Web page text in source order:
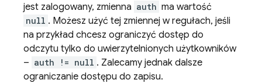
jest zalogowany, zmienna auth ma wartość
null . Możesz użyć tej zmiennej w regułach, jeśli
na przykład chcesz ograniczyć dostęp do
odczytu tylko do uwierzytelnionych użytkowników
– auth != null . Zalecamy jednak dalsze
ograniczanie dostępu do zapisu.